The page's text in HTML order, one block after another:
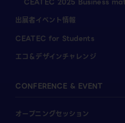
出展者イベント情報
CEATEC for Students
エコ＆デザインチャレンジ
CONFERENCE & EVENT
オープニングセッション